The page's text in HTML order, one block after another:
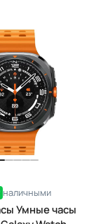
наличными
Умные часы